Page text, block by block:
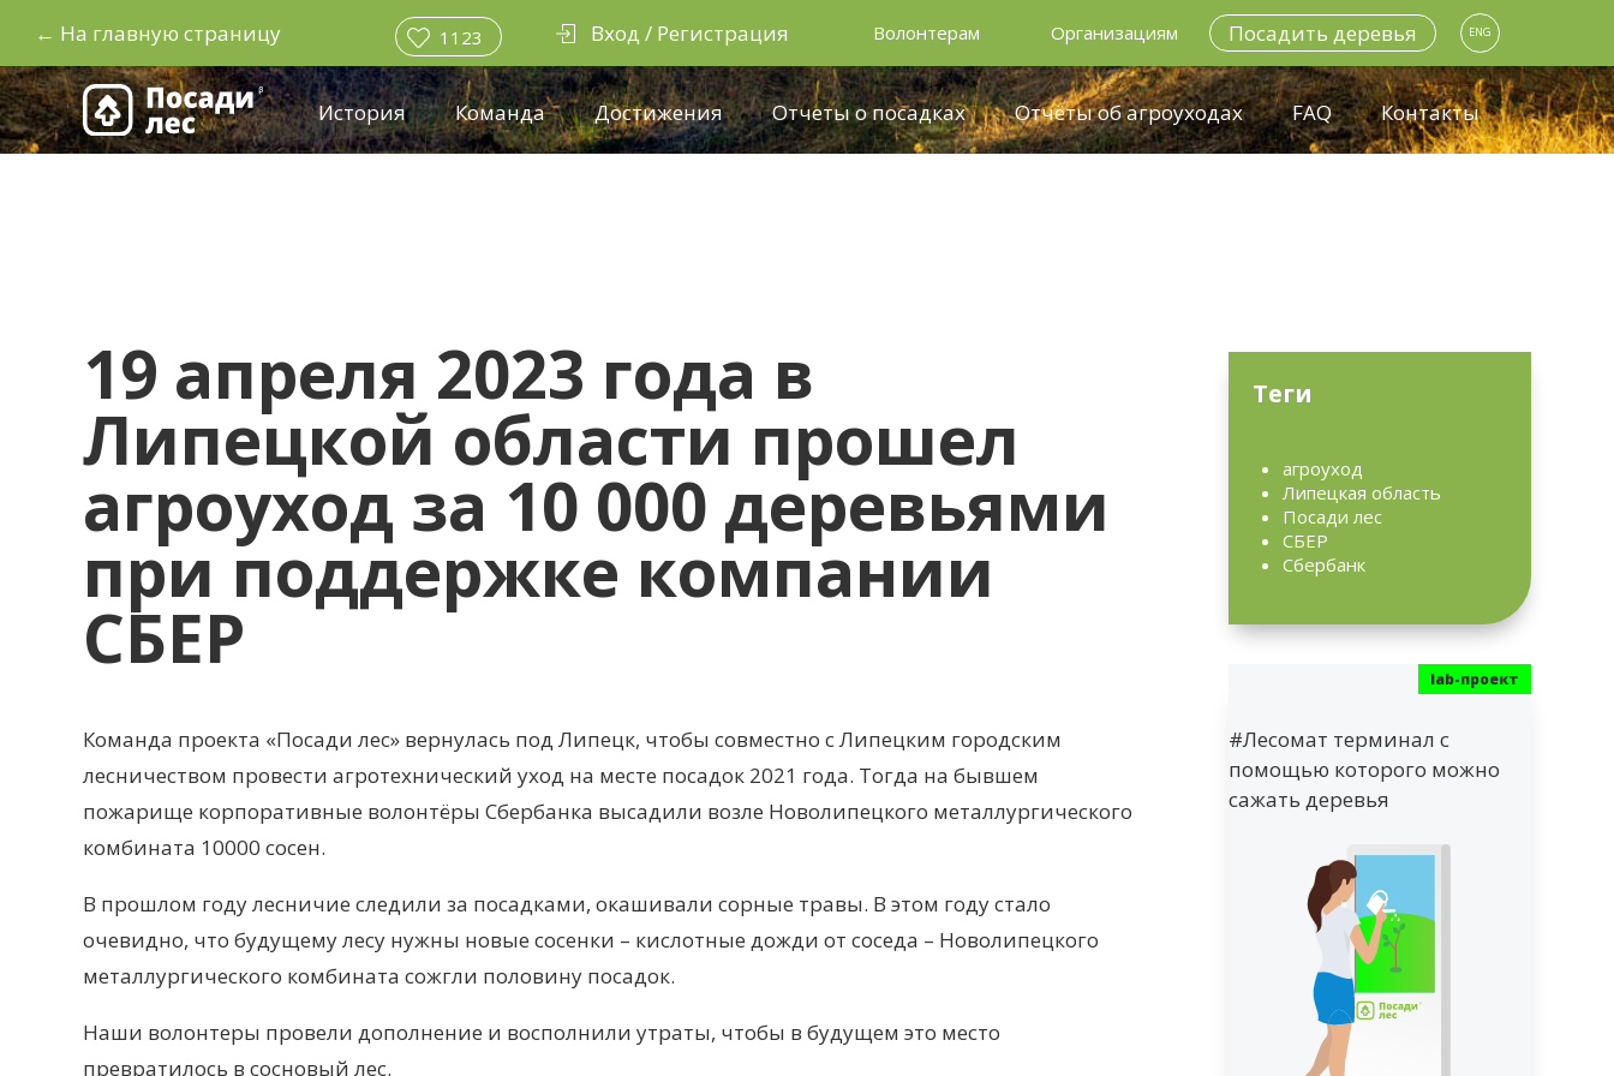
← На главную страницу 1123 Вход / Регистрация Волонтерам Организациям Посадить деревья ENG
История Команда Достижения Отчеты о посадках Отчёты об агроуходах FAQ Контакты
19 апреля 2023 года в
Липецкой области прошел
агроуход за 10 000 деревьями
при поддержке компании
СБЕР
Команда проекта «Посади лес» вернулась под Липецк, чтобы совместно с Липецким городским
лесничеством провести агротехнический уход на месте посадок 2021 года. Тогда на бывшем
пожарище корпоративные волонтёры Сбербанка высадили возле Новолипецкого металлургического
комбината 10000 сосен.
В прошлом году лесничие следили за посадками, окашивали сорные травы. В этом году стало
очевидно, что будущему лесу нужны новые сосенки – кислотные дожди от соседа – Новолипецкого
металлургического комбината сожгли половину посадок.
Наши волонтеры провели дополнение и восполнили утраты, чтобы в будущем это место
превратилось в сосновый лес.
Теги
агроуход
Липецкая область
Посади лес
СБЕР
Сбербанк
#Лесомат терминал с
помощью которого можно
сажать деревья